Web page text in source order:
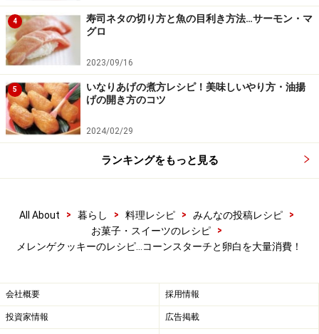
4
寿司ネタの切り方と魚の目利き方法…サーモン・マ
グロ
2023/09/16
5
いなりあげの煮方レシピ！美味しいやり方・油揚
げの開き方のコツ
2024/02/29
ランキングをもっと見る
All About > 暮らし > 料理レシピ > みんなの投稿レシピ
>
お菓子・スイーツのレシピ
>
メレンゲクッキーのレシピ…コーンスターチと卵白を大量消費！
会社概要 採用情報
投資家情報 広告掲載